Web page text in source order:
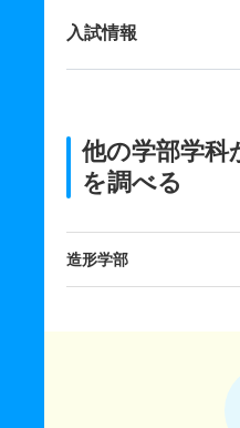
入試情報
他の学部学科
を調べる
造形学部